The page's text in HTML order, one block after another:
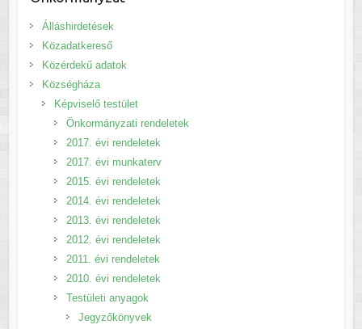
Álláshirdetések
Közadatkereső
Közérdekű adatok
Községháza
Képviselő testület
Önkormányzati rendeletek
2017. évi rendeletek
2017. évi munkaterv
2015. évi rendeletek
2014. évi rendeletek
2013. évi rendeletek
2012. évi rendeletek
2011. évi rendeletek
2010. évi rendeletek
Testületi anyagok
Jegyzőkönyvek